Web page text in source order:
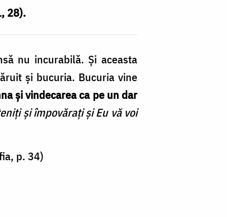
28).
nu incurabilă. Și aceasta
și bucuria. Bucuria vine
și vindecarea ca pe un dar
și împovărați și Eu vă voi
p. 34)